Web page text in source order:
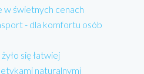
w świetnych cenach
- dla komfortu osób
się łatwiej
naturalnymi